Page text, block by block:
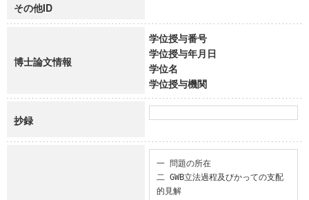
その他ID
博士論文情報
学位授与番号
学位授与年月日
学位名
学位授与機関
抄録
一 問題の所在
二 GWB立法過程及びかっての支配
的見解